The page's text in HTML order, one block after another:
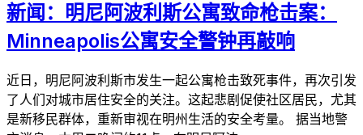
新闻：明尼阿波利斯公寓致命枪击案：
Minneapolis公寓安全警钟再敲响
近日，明尼阿波利斯市发生一起公寓枪击致死事件，再次引发
了人们对城市居住安全的关注。这起悲剧促使社区居民，尤其
是新移民群体，重新审视在明州生活的安全考量。 据当地警